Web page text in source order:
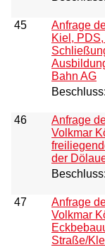
45
Anfrage
Kiel,
Bahn AG
Beschluss:
46
Anfrage
Volkmar
der
Beschluss:
47
Anfrage
Volkmar
Straße/